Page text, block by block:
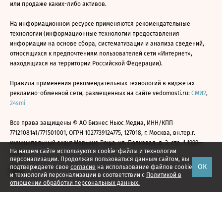
На нашем сайте используются cookie-файлы и технологии
персонализации. Продолжая пользоваться данным сайтом, вы
подтверждаете свое согласие на использование файлов cookie
и технологий персонализации в соответствии с Политикой в
отношении обработки персональных данных.
ОК
или продаже каких-либо активов.
На информационном ресурсе применяются рекомендательные
технологии (информационные технологии предоставления
информации на основе сбора, систематизации и анализа сведений,
относящихся к предпочтениям пользователей сети «Интернет»,
находящихся на территории Российской Федерации).
Правила применения рекомендательных технологий в виджетах
рекламно-обменной сети, размещенных на сайте vedomosti.ru: СМИ2,
24smi
Все права защищены © АО Бизнес Ньюс Медиа, ИНН/КПП
7712108141/771501001, ОГРН 1027739124775, 127018, г. Москва, вн.тер.г.
муниципальный округ Марьина Роща, ул. Полковая, д. 3, стр. 1 1999—
2026